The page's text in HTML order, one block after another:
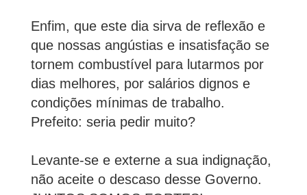
Enfim, que este dia sirva de reflexão e
que nossas angústias e insatisfação se
tornem combustível para lutarmos por
dias melhores, por salários dignos e
condições mínimas de trabalho.
Prefeito: seria pedir muito?
Levante-se e externe a sua indignação,
não aceite o descaso desse Governo.